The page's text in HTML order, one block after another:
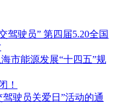
驾驶员” 第四届5.20全国
市能源发展“十四五”规
！
驶员关爱日”活动的通